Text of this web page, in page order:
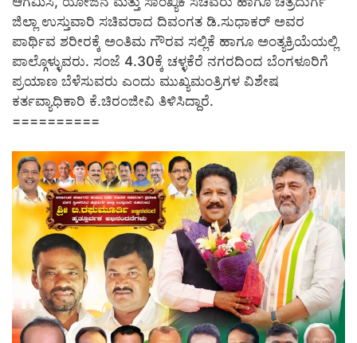
ಜಿಲ್ಲಾ ಉಸ್ತುವಾರಿ ಸಚಿವರಾದ ದಿವಂಗತ ಡಿ.ಸುಧಾಕರ್ ಅವರ
ಪಾರ್ಥಿವ ಶರೀರಕ್ಕೆ ಅಂತಿಮ ಗೌರವ ಸಲ್ಲಿಕೆ ಹಾಗೂ ಅಂತ್ಯಕ್ರಿಯೆಯಲ್ಲಿ
ಪಾಲ್ಗೊಳ್ಳುವರು. ಸಂಜೆ 4.30ಕ್ಕೆ ಚಳ್ಳಕೆರೆ ನಗರದಿಂದ ಬೆಂಗಳೂರಿಗೆ
ಪ್ರಯಾಣ ಬೆಳೆಸುವರು ಎಂದು ಮುಖ್ಯಮಂತ್ರಿಗಳ ವಿಶೇಷ
ಕರ್ತವ್ಯಾಧಿಕಾರಿ ಕೆ.ಚಿರಂಜೀವಿ ತಿಳಿಸಿದ್ದಾರೆ.
==========